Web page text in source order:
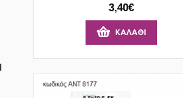
3,40€
ΚΑΛΆΘΙ